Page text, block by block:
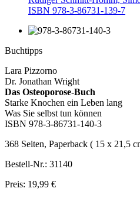
ISBN 978-3-86731-139-7
Buchtipps
Lara Pizzorno
Dr. Jonathan Wright
Das Osteoporose-Buch
Starke Knochen ein Leben lang
Was Sie selbst tun können
ISBN 978-3-86731-140-3
368 Seiten, Paperback ( 15 x 21,5
Bestell-Nr.: 31140
Preis: 19,99 €